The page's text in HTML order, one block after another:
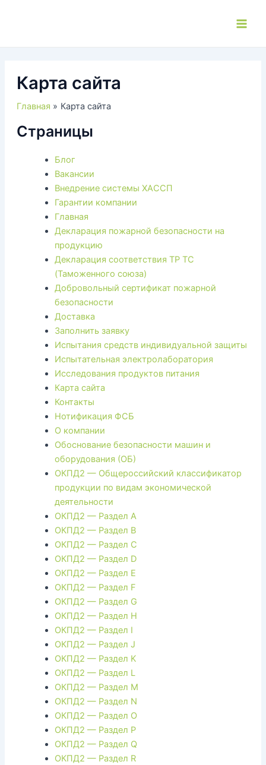
Карта сайта
Главная Карта сайта
Страницы
Блог
Вакансии
Внедрение системы ХАССП
Гарантии компании
Главная
Декларация пожарной безопасности на
продукцию
Декларация соответствия ТР ТС
(Таможенного союза)
Добровольный сертификат пожарной
безопасности
Доставка
Заполнить заявку
Испытания средств индивидуальной защиты
Испытательная электролаборатория
Исследования продуктов питания
Карта сайта
Контакты
Нотификация ФСБ
О компании
Обоснование безопасности машин и
оборудования (ОБ)
ОКПД2 — Общероссийский классификатор
продукции по видам экономической
деятельности
ОКПД2 — Раздел A
ОКПД2 — Раздел B
ОКПД2 — Раздел C
ОКПД2 — Раздел D
ОКПД2 — Раздел E
ОКПД2 — Раздел F
ОКПД2 — Раздел G
ОКПД2 — Раздел H
ОКПД2 — Раздел I
ОКПД2 — Раздел J
ОКПД2 — Раздел K
ОКПД2 — Раздел L
ОКПД2 — Раздел M
ОКПД2 — Раздел N
ОКПД2 — Раздел O
ОКПД2 — Раздел P
ОКПД2 — Раздел Q
ОКПД2 — Раздел R